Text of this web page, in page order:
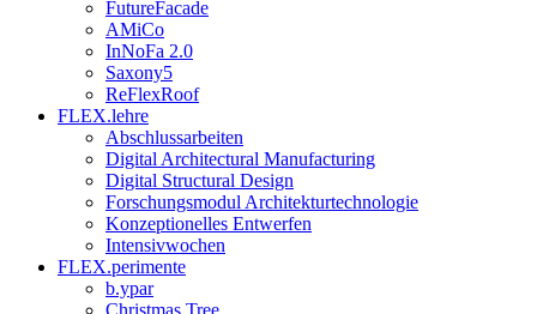
FutureFacade
AMiCo
InNoFa 2.0
Saxony5
ReFlexRoof
FLEX.lehre
Abschlussarbeiten
Digital Architectural Manufacturing
Digital Structural Design
Forschungsmodul Architekturtechnologie
Konzeptionelles Entwerfen
Intensivwochen
FLEX.perimente
b.ypar
Christmas Tree